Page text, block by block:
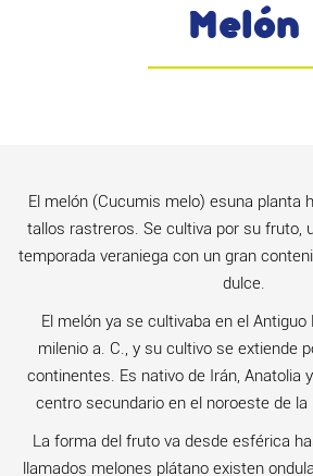
Melón
El melón (Cucumis melo) esuna planta
tallos rastreros. Se cultiva por su fruto,
temporada veraniega con un gran
dulce.
El melón ya se cultivaba en el Antiguo
milenio a. C., y su cultivo se extiende
continentes. Es nativo de Irán, Anatolia
centro secundario en el noroeste de la
La forma del fruto va desde esférica
llamados melones plátano existen